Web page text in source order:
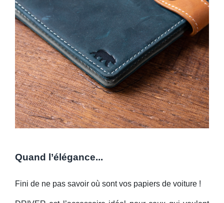
Quand l’élégance...
Fini de ne pas savoir où sont vos papiers de voiture !